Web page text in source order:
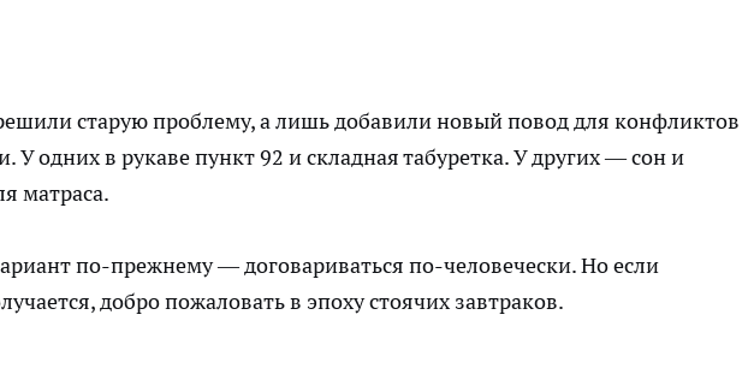
старую проблему, а лишь добавили новый повод для конфликтов
У одних в рукаве пункт 92 и складная табуретка. У других — сон и
матраса.
по-прежнему — договариваться по-человечески. Но если
добро пожаловать в эпоху стоячих завтраков.